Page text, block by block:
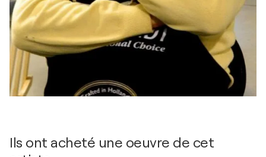
Ils ont acheté une oeuvre de cet